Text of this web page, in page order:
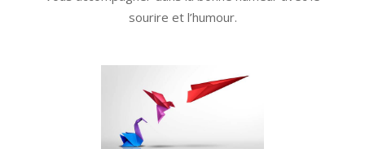
sourire et l’humour.